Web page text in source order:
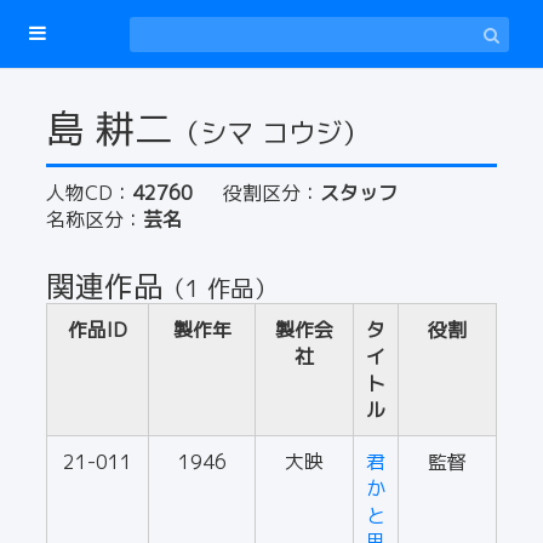
島 耕二 （シマ コウジ）
人物CD： 42760 役割区分： スタッフ
名称区分： 芸名
関連作品 （1 作品）
作品ID 製作年
製作会
社
タ
イ
ト
ル
役割
21-011 1946 大映
君
か
と
監督